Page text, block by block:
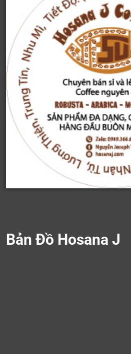
Bản Đồ Hosana J